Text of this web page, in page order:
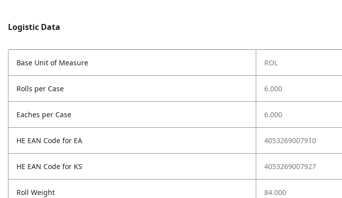
Logistic Data
Base Unit of Measure ROL
Rolls per Case 6.000
Eaches per Case 6.000
HE EAN Code for EA 4053269007910
HE EAN Code for KS 4053269007927
Roll Weight 84.000